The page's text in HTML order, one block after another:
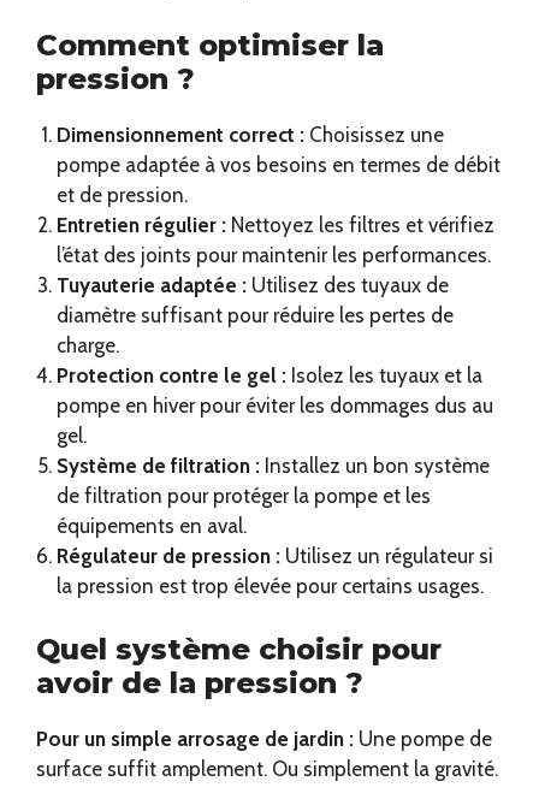
Comment optimiser la
pression ?
Dimensionnement correct : Choisissez une
pompe adaptée à vos besoins en termes de débit
et de pression.
Entretien régulier : Nettoyez les filtres et vérifiez
l’état des joints pour maintenir les performances.
Tuyauterie adaptée : Utilisez des tuyaux de
diamètre suffisant pour réduire les pertes de
charge.
Protection contre le gel : Isolez les tuyaux et la
pompe en hiver pour éviter les dommages dus au
gel.
Système de filtration : Installez un bon système
de filtration pour protéger la pompe et les
équipements en aval.
Régulateur de pression : Utilisez un régulateur si
la pression est trop élevée pour certains usages.
Quel système choisir pour
avoir de la pression ?
Pour un simple arrosage de jardin : Une pompe de
surface suffit amplement. Ou simplement la gravité.